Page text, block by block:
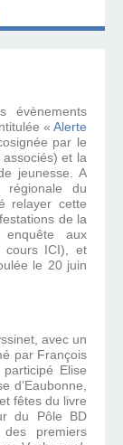
évènements
« Alerte
par le
et la
jeunesse. A
régionale du
relayer cette
de la
aux
cours ICI), et
le 20 juin
avec un
par François
Elise
d’Eaubonne,
fêtes du livre
du Pôle BD
premiers